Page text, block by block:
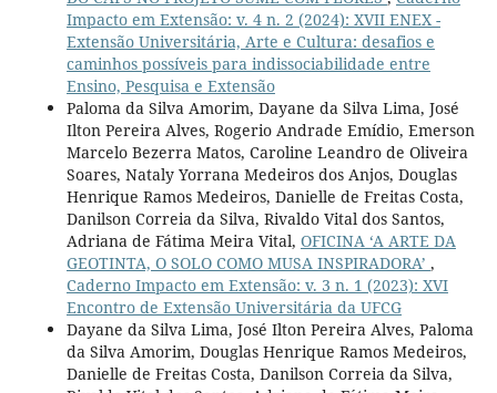
Impacto em Extensão: v. 4 n. 2 (2024): XVII ENEX -
Extensão Universitária, Arte e Cultura: desafios e
caminhos possíveis para indissociabilidade entre
Ensino, Pesquisa e Extensão
Paloma da Silva Amorim, Dayane da Silva Lima, José
Ilton Pereira Alves, Rogerio Andrade Emídio, Emerson
Marcelo Bezerra Matos, Caroline Leandro de Oliveira
Soares, Nataly Yorrana Medeiros dos Anjos, Douglas
Henrique Ramos Medeiros, Danielle de Freitas Costa,
Danilson Correia da Silva, Rivaldo Vital dos Santos,
Adriana de Fátima Meira Vital, OFICINA ‘A ARTE DA
GEOTINTA, O SOLO COMO MUSA INSPIRADORA’ ,
Caderno Impacto em Extensão: v. 3 n. 1 (2023): XVI
Encontro de Extensão Universitária da UFCG
Dayane da Silva Lima, José Ilton Pereira Alves, Paloma
da Silva Amorim, Douglas Henrique Ramos Medeiros,
Danielle de Freitas Costa, Danilson Correia da Silva,